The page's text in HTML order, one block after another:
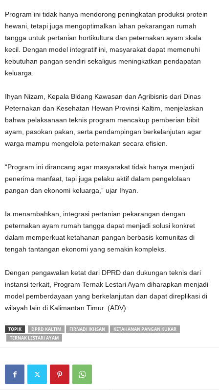
Program ini tidak hanya mendorong peningkatan produksi protein
hewani, tetapi juga mengoptimalkan lahan pekarangan rumah
tangga untuk pertanian hortikultura dan peternakan ayam skala
kecil. Dengan model integratif ini, masyarakat dapat memenuhi
kebutuhan pangan sendiri sekaligus meningkatkan pendapatan
keluarga.
Ihyan Nizam, Kepala Bidang Kawasan dan Agribisnis dari Dinas
Peternakan dan Kesehatan Hewan Provinsi Kaltim, menjelaskan
bahwa pelaksanaan teknis program mencakup pemberian bibit
ayam, pasokan pakan, serta pendampingan berkelanjutan agar
warga mampu mengelola peternakan secara efisien.
“Program ini dirancang agar masyarakat tidak hanya menjadi
penerima manfaat, tapi juga pelaku aktif dalam pengelolaan
pangan dan ekonomi keluarga,” ujar Ihyan.
Ia menambahkan, integrasi pertanian pekarangan dengan
peternakan ayam rumah tangga dapat menjadi solusi konkret
dalam memperkuat ketahanan pangan berbasis komunitas di
tengah tantangan ekonomi yang semakin kompleks.
Dengan pengawalan ketat dari DPRD dan dukungan teknis dari
instansi terkait, Program Ternak Lestari Ayam diharapkan menjadi
model pemberdayaan yang berkelanjutan dan dapat direplikasi di
wilayah lain di Kalimantan Timur. (ADV).
TOPIK DPRD KALTIM FIRNADI IKHSAN
KETAHANAN PANGAN KUKAR
TERNAK LESTARI AYAM